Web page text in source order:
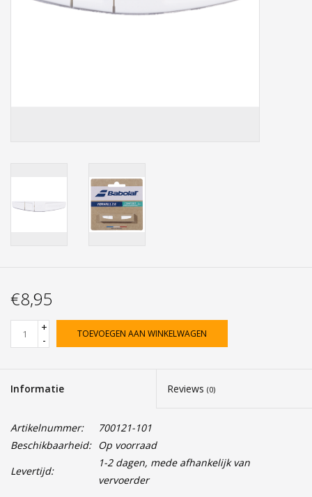
€8,95
+
-
TOEVOEGEN AAN WINKELWAGEN
Informatie Reviews (0)
Artikelnummer:
700121-101
Beschikbaarheid: Op voorraad
Levertijd:
1-2 dagen, mede afhankelijk van
vervoerder